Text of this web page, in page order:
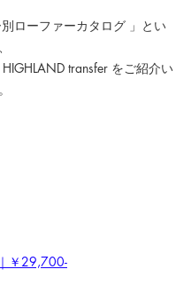
別ローファーカタログ 」とい
transfer をご紹介い
￥29,700-